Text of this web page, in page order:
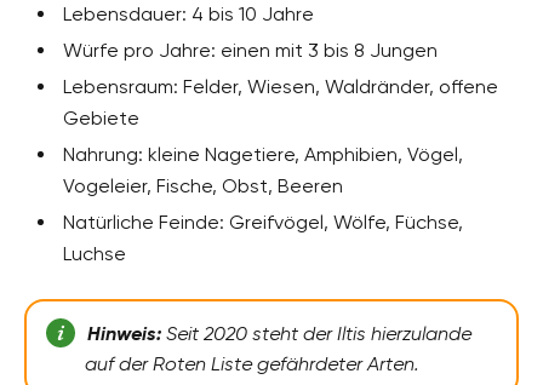
Lebensdauer: 4 bis 10 Jahre
Würfe pro Jahre: einen mit 3 bis 8 Jungen
Lebensraum: Felder, Wiesen, Waldränder, offene
Gebiete
Nahrung: kleine Nagetiere, Amphibien, Vögel,
Vogeleier, Fische, Obst, Beeren
Natürliche Feinde: Greifvögel, Wölfe, Füchse,
Luchse
Hinweis:Seit 2020 steht der Iltis hierzulande
auf der Roten Liste gefährdeter Arten.